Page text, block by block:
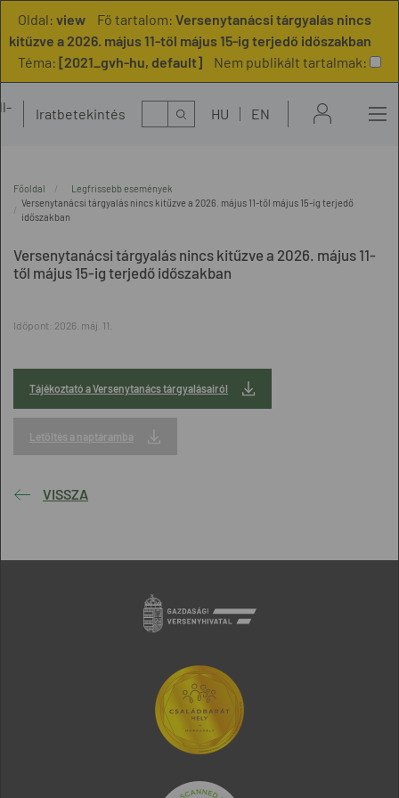
Oldal: view Fő tartalom: Versenytanácsi tárgyalás nincs
kitűzve a 2026. május 11-től május 15-ig terjedő időszakban
Téma: [2021_gvh-hu, default] Nem publikált tartalmak:
Iratbetekintés Kereső HU EN
Főoldal
Legfrissebb események
Versenytanácsi tárgyalás nincs kitűzve a 2026. május 11-től május 15-ig terjedő
időszakban
Versenytanácsi tárgyalás nincs kitűzve a 2026. május 11-
től május 15-ig terjedő időszakban
Időpont: 2026. máj. 11.
Tájékoztató a Versenytanács tárgyalásairól
Letöltés a naptáramba
VISSZA